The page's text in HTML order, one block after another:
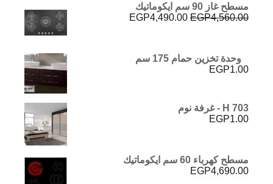
مسطح غاز 90 سم ايكوماتيك
EGP4,560.00
السعر
EGP4,490.00
وحدة تخزين حمام 175 سم
EGP1.00
H 703 - غرفة نوم
EGP1.00
مسطح كهرباء 60 سم ايكوماتيك
EGP4,690.00